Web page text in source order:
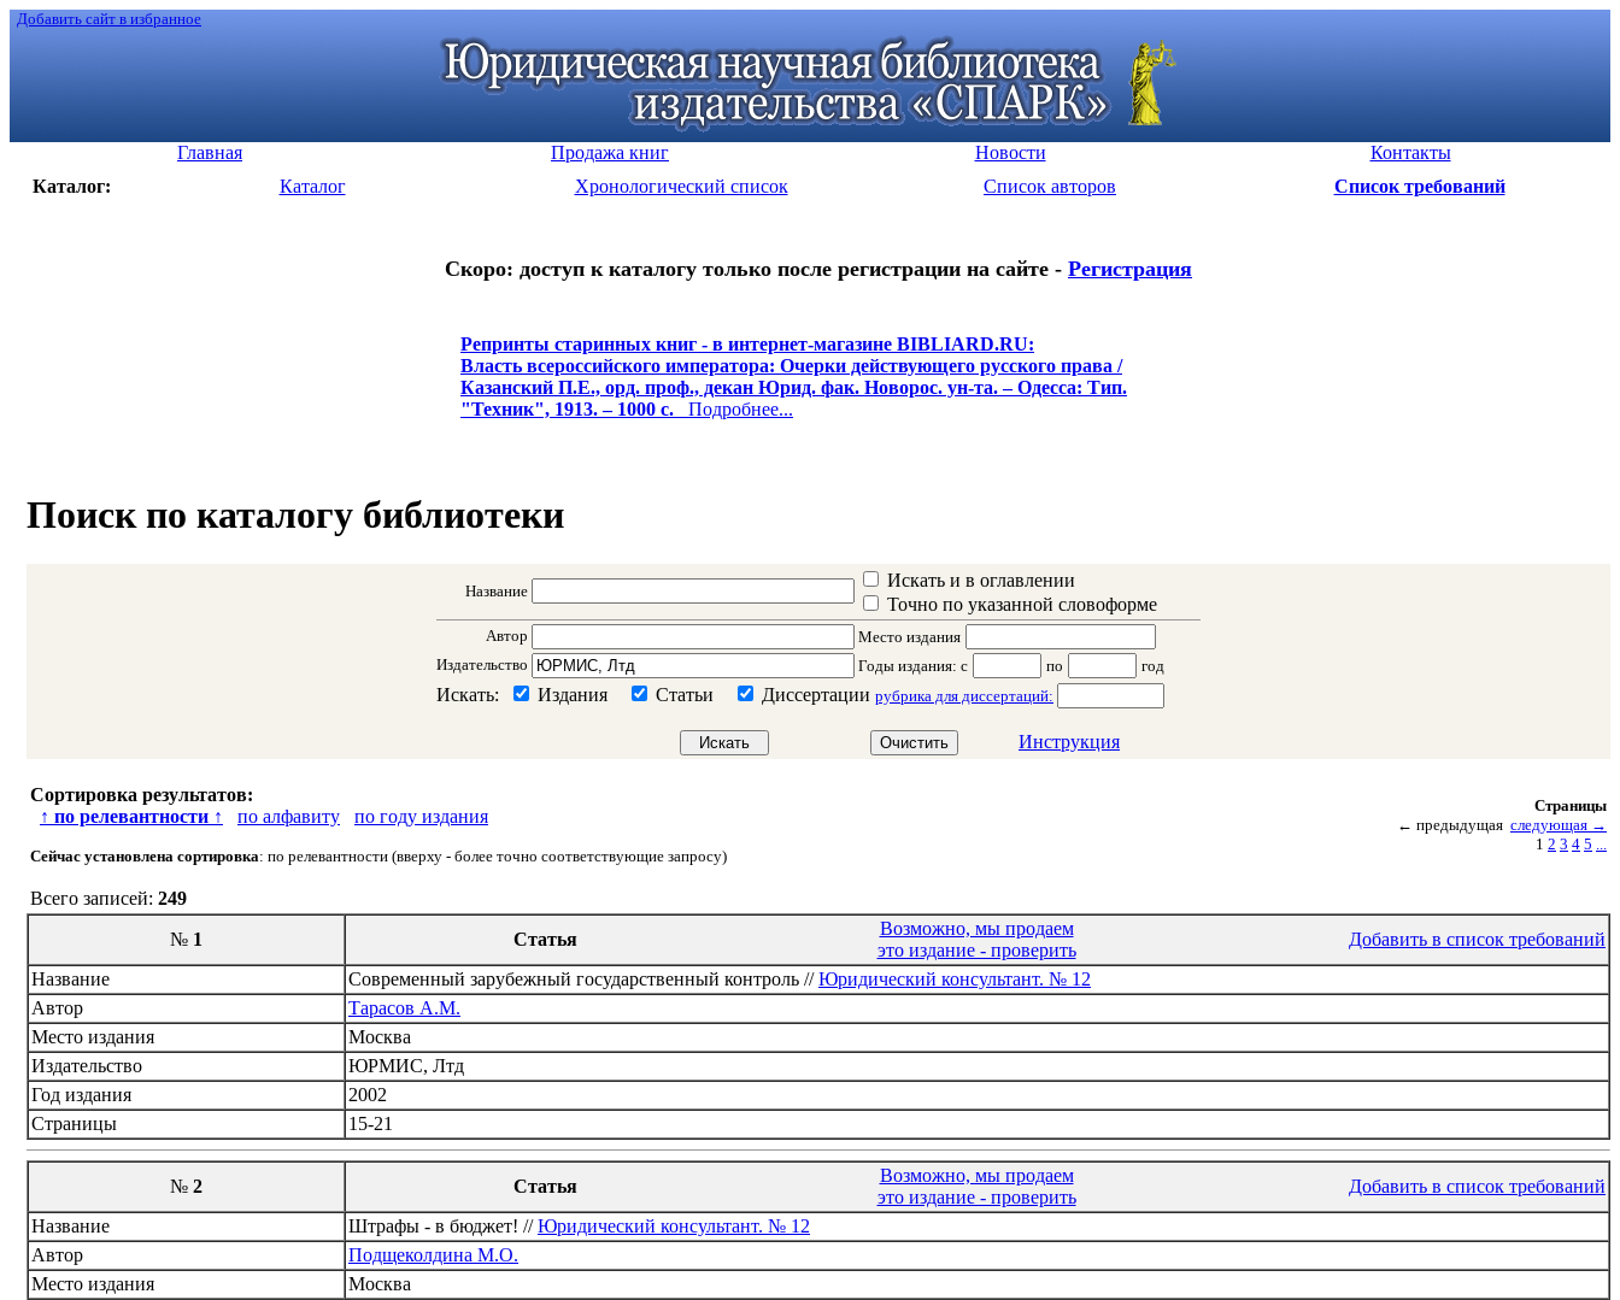
Добавить сайт в избранное
Главная Продажа книг Новости
Контакты
Каталог:
Каталог Хронологический список Список авторов Список требований
Скоро: доступ к каталогу только после регистрации на сайте - Регистрация
Репринты старинных книг - в интернет-магазине BIBLIARD.RU:
Власть всероссийского императора: Очерки действующего русского права /
Казанский П.Е., орд. проф., декан Юрид. фак. Новорос. ун-та. – Одесса: Тип.
"Техник", 1913. – 1000 с. Подробнее...
Поиск по каталогу библиотеки
Название
Искать и в оглавлении
Точно по указанной словоформе
Автор
Место издания
Издательство
Годы издания: c по год
Искать: Издания Статьи Диссертации рубрика для диссертаций:
Инструкция
Сортировка результатов:
↑ по релевантности ↑ по алфавиту по году издания
Сейчас установлена сортировка: по релевантности (вверху - более точно соответствующие запросу)
Всего записей: 249
Страницы
← предыдущая следующая →
1 2 3 4 5
№ 1 Статья
Возможно, мы продаем
это издание - проверить
Добавить в список требований
Название
Современный зарубежный государственный контроль //Юридический консультант. № 12
Автор
Тарасов А.М.
Место издания
Москва
Издательство
ЮРМИС, Лтд
Год издания
2002
Страницы
15-21
№ 2 Статья
Возможно, мы продаем
это издание - проверить
Добавить в список требований
Название
Штрафы - в бюджет! //Юридический консультант. № 12
Автор
Подщеколдина М.О.
Место издания
Москва